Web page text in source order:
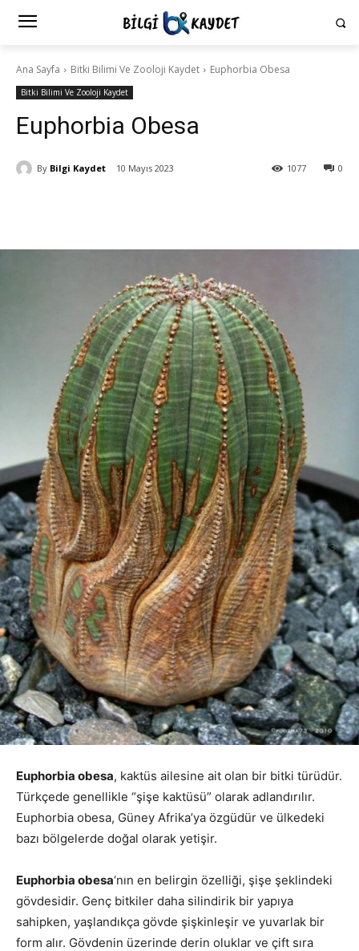
Ana Sayfa Bitki Bilimi Ve Zooloji Kaydet Euphorbia Obesa
Bitki Bilimi Ve Zooloji Kaydet
Euphorbia Obesa
By Bilgi Kaydet 10 Mayıs 2023 0
1077
Euphorbia obesa, kaktüs ailesine ait olan bir bitki türüdür.
Türkçede genellikle “şişe kaktüsü” olarak adlandırılır.
Euphorbia obesa, Güney Afrika’ya özgüdür ve ülkedeki
bazı bölgelerde doğal olarak yetişir.
Euphorbia obesa‘nın en belirgin özelliği, şişe şeklindeki
gövdesidir. Genç bitkiler daha silindirik bir yapıya
sahipken, yaşlandıkça gövde şişkinleşir ve yuvarlak bir
form alır. Gövdenin üzerinde derin oluklar ve çift sıra